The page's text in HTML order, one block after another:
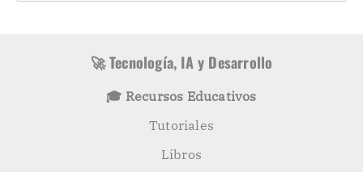
🚀 Tecnología, IA y Desarrollo
🎓 Recursos Educativos
Tutoriales
Libros